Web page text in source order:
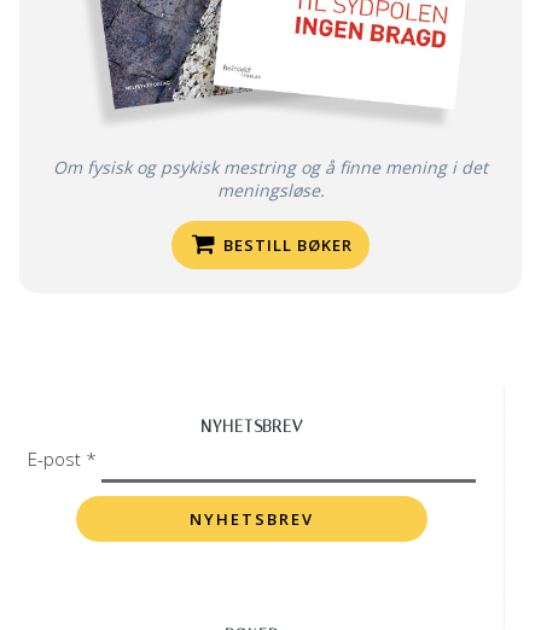
Om fysisk og psykisk mestring og å finne mening i det
meningsløse.
BESTILL BØKER
NYHETSBREV
E-post *